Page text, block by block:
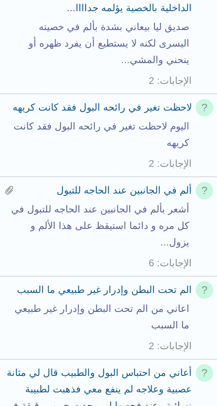
الداخلية بالخصية يؤلمه جداااا...
صديق ليا بيعاني بشدة بألم في خصيته
اليسرى لكنه لا يستطيع أن يفرد ظهره أو
ينحني والمشي...
الإجابات
2
لاحظت تغير في رائحه البول فقد كانت كريهه
اليوم لاحظت تغير في رائحه البول فقد كانت
كريهه
الإجابات
2
ألم في الجانبين عند الحاجه للتبول
أشعر بألم في الجانبين عند الحاجه للتبول في
كل مره و دائما استيقظ على هذا الألم و
يزول...
الإجابات 6
الم تحت البطن وإدرار غير طبيعي ما السبب
اعاني من الم تحت البطن وإدرار غير طبيعي
ما السبب
الإجابات
2
أعاني من احتباس البول والطبيب قال لي مثانة
عصبية وعلاجه لم ينفع معي فذهبت لطبيبة